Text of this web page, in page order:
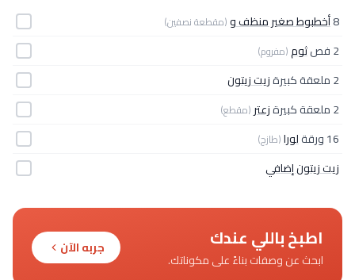
8أخطبوط صغير منظف و(مقطعة نصفين)
2 فص ثوم(مفروم)
2 ملعقة كبيرة
زيت زيتون
2 ملعقة كبيرة
زعتر (مقطع)
16 ورقة لورا(طازج)
زيت زيتون إضافي
اطبخ باللي عندك
ابحث عن وصفات بناءً على مكوناتك.
جربه الآن